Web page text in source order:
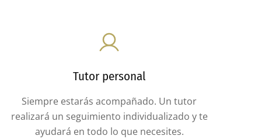
Tutor personal
Siempre estarás acompañado. Un tutor
realizará un seguimiento individualizado y te
ayudará en todo lo que necesites.